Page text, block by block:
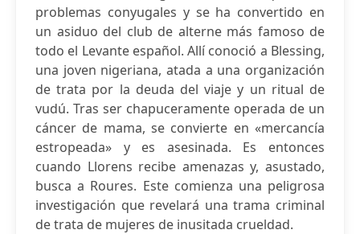
problemas conyugales y se ha convertido en
un asiduo del club de alterne más famoso de
todo el Levante español. Allí conoció a Blessing,
una joven nigeriana, atada a una organización
de trata por la deuda del viaje y un ritual de
vudú. Tras ser chapuceramente operada de un
cáncer de mama, se convierte en «mercancía
estropeada» y es asesinada. Es entonces
cuando Llorens recibe amenazas y, asustado,
busca a Roures. Este comienza una peligrosa
investigación que revelará una trama criminal
de trata de mujeres de inusitada crueldad.